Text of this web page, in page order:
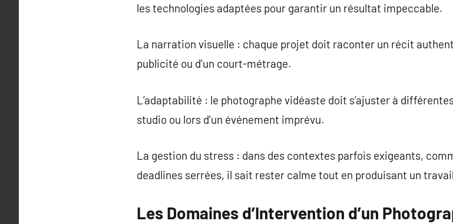
les technologies adaptées pour garantir un résultat impeccable.
La narration visuelle : chaque projet doit raconter un récit
publicité ou d’un court-métrage.
L’adaptabilité : le photographe vidéaste doit s’ajuster à
studio ou lors d’un événement imprévu.
La gestion du stress : dans des contextes parfois exigeants,
deadlines serrées, il sait rester calme tout en produisant un
Les Domaines d’Intervention d’un